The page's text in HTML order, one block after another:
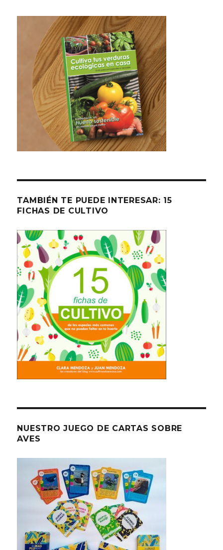
TAMBIÉN TE PUEDE INTERESAR: 15
FICHAS DE CULTIVO
NUESTRO JUEGO DE CARTAS SOBRE
AVES